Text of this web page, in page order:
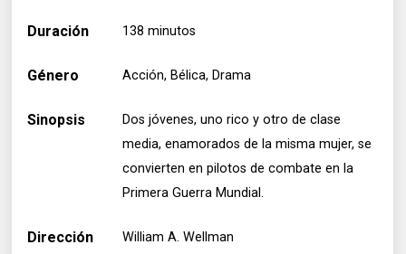
Duración 138 minutos
Género Acción, Bélica, Drama
Sinopsis
Dos jóvenes, uno rico y otro de clase
media, enamorados de la misma mujer, se
convierten en pilotos de combate en la
Primera Guerra Mundial.
Dirección William A. Wellman